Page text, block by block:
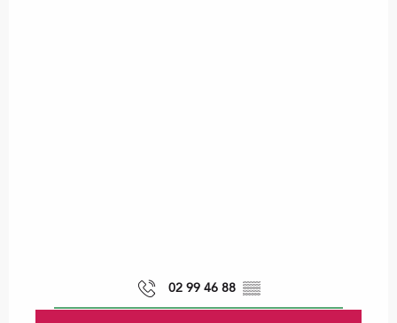
02 99 46 88 ▒▒